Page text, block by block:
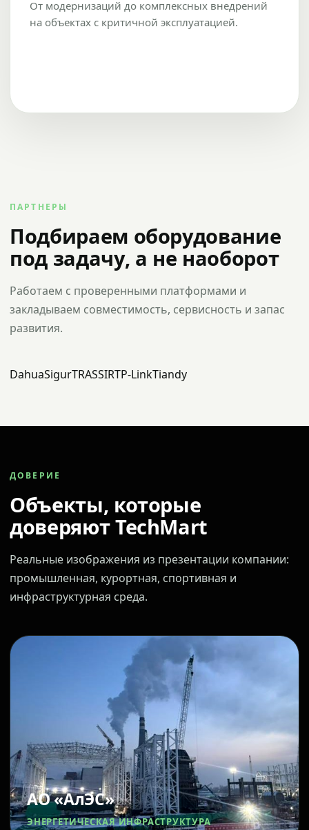
От модернизаций до комплексных внедрений
на объектах с критичной эксплуатацией.
ПАРТНЕРЫ
Подбираем оборудование
под задачу, а не наоборот
Работаем с проверенными платформами и
закладываем совместимость, сервисность и запас
развития.
DahuaSigurTRASSIRTP-LinkTiandy
ДОВЕРИЕ
Объекты, которые
доверяют TechMart
Реальные изображения из презентации компании:
промышленная, курортная, спортивная и
инфраструктурная среда.
АО «АлЭС»
ЭНЕРГЕТИЧЕСКАЯ ИНФРАСТРУКТУРА